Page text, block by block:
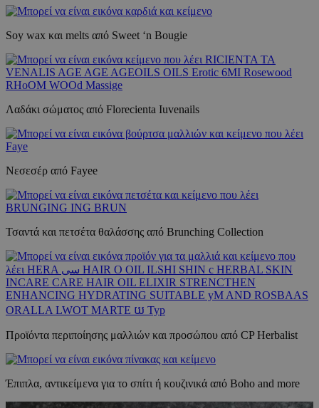
Soy wax και melts από Sweet ‘n Bougie
Λαδάκι σώματος από Florecienta Iuvenails
Νεσεσέρ από Fayee
Τσαντά και πετσέτα θαλάσσης από Brunching Collection
Προϊόντα περιποίησης μαλλιών και προσώπου από CP Herbalist
Έπιπλα, αντικείμενα για το σπίτι ή κουζινικά από Boho and more